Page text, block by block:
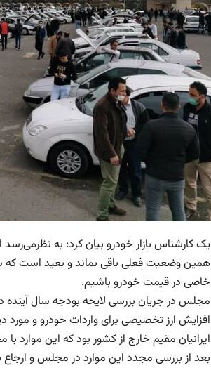
همین وضعیت فعلی باقی بماند و بعید است
خاصی در قیمت خودرو باشیم.
مجلس در جریان بررسی لایحه بودجه سال آینده
افزایش ارز تخصیصی برای واردات خودرو و مورد
ایرانیان مقیم خارج از کشور بود که این